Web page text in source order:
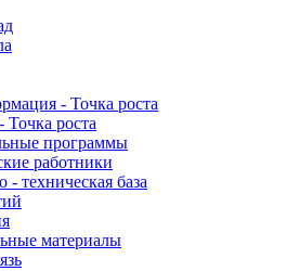
- Точка роста
роста
программы
работники
- техническая база
материалы